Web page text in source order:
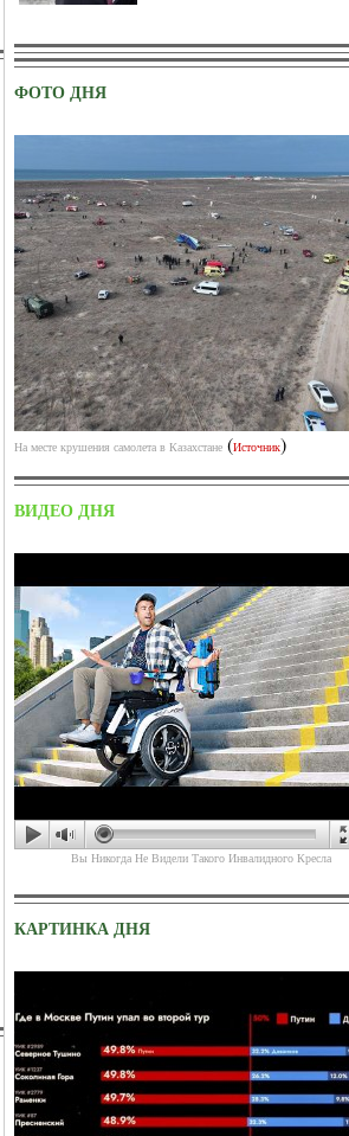
ФОТО ДНЯ
На месте крушения самолета в Казахстане (Источник)
Крокус-сити после теракта ( )
ВИДЕО ДНЯ
Вы Никогда Не Видели Такого Инвалидного Кресла
КАРТИНКА ДНЯ